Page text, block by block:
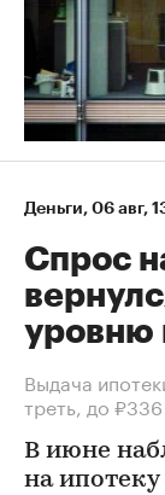
Деньги⁠, 06 авг,
Спрос
уровню
Выдача
треть, до
В июне
на